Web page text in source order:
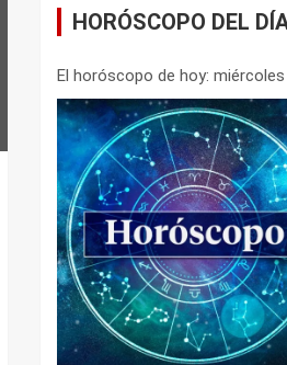
HORÓSCOPO DEL
El horóscopo de hoy: